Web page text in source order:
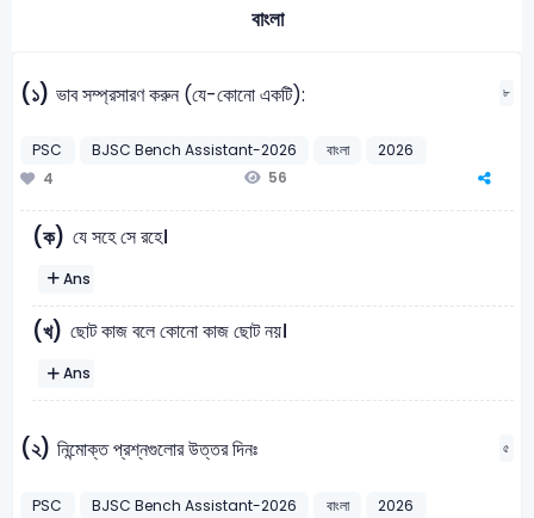
বাংলা
(১) ভাব সম্প্রসারণ করুন (যে-কোনো একটি): ৮
PSC BJSC Bench Assistant-2026 বাংলা
2026
4
56
(ক) যে সহে সে রহে।
Ans
(খ) ছোট কাজ বলে কোনো কাজ ছোট নয়।
Ans
(২) নিন্মোক্ত প্রশ্নগুলোর উত্তর দিনঃ ৫
PSC BJSC Bench Assistant-2026 বাংলা
2026